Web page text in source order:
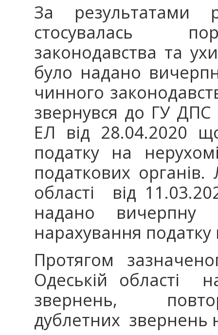
За результатами
стосувалась
законодавства та
було надано
чинного
звернувся до ГУ
ЕЛ від 28.04.2020
податку на
податкових
області від
надано вичерпну
нарахування податку
Протягом
Одеській області
звернень,
дублетних звернень